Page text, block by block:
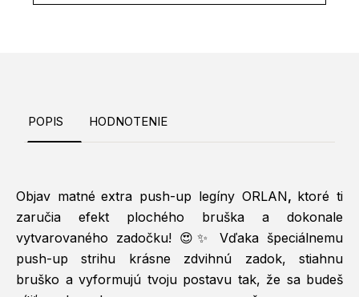
POPIS HODNOTENIE
Objav matné extra push-up legíny ORLAN, ktoré ti
zaručia efekt plochého bruška a dokonale
vytvarovaného zadočku! 😍✨ Vďaka špeciálnemu
push-up strihu krásne zdvihnú zadok, stiahnu
bruško a vyformujú tvoju postavu tak, že sa budeš